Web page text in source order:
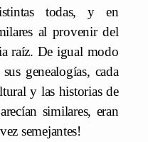
todas, y en
al provenir del
raíz. De igual modo
genealogías, cada
y las historias de
similares, eran
semejantes!